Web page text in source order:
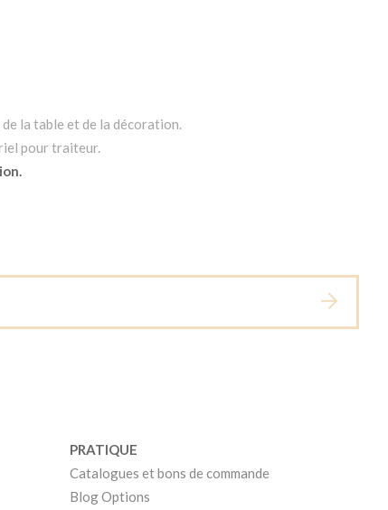
la table et de la décoration.
pour traiteur.
PRATIQUE
Catalogues et bons de commande
Blog Options